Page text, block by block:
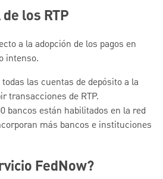
los RTP
a la adopción de los pagos en
intenso.
las cuentas de depósito a la
transacciones de RTP.
bancos están habilitados en la red
más bancos e instituciones
FedNow?